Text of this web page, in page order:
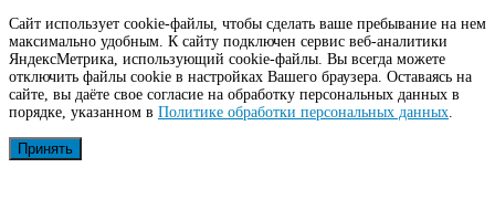
Сайт использует cookie-файлы, чтобы сделать ваше пребывание на нем
максимально удобным. К cайту подключен сервис веб-аналитики
ЯндексМетрика, использующий cookie-файлы. Вы всегда можете
отключить файлы cookie в настройках Вашего браузера. Оставаясь на
сайте, вы даёте свое согласие на обработку персональных данных в
порядке, указанном в Политике обработки персональных данных
Принять